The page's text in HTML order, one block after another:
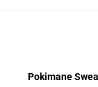
Pokimane